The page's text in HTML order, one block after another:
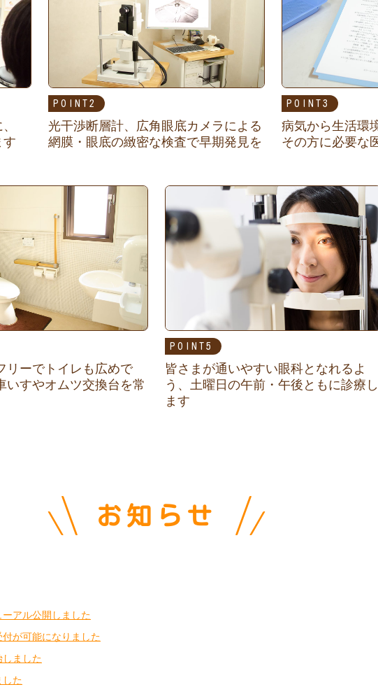
す
POINT
光干渉断層計、広角眼底カメラによる
網膜・眼底の緻密な検査で早期発見を
POINT
病気から生活環
その方に必要な
リーでトイレも広めで
いすやオムツ交換台を常
POINT
皆さまが通いやすい眼科となれるよ
う、土曜日の午前・午後ともに診療し
ます
お知らせ
アル公開しました
が可能になりました
ました
した